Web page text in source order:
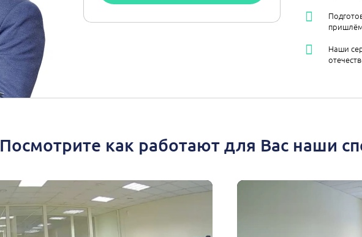
Наши
Посмотрите как работают для Вас наши